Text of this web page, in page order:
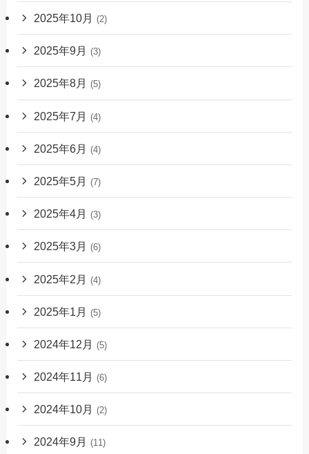
2025年10月 (2)
2025年9月 (3)
2025年8月 (5)
2025年7月 (4)
2025年6月 (4)
2025年5月 (7)
2025年4月 (3)
2025年3月 (6)
2025年2月 (4)
2025年1月 (5)
2024年12月 (5)
2024年11月 (6)
2024年10月 (2)
2024年9月 (11)